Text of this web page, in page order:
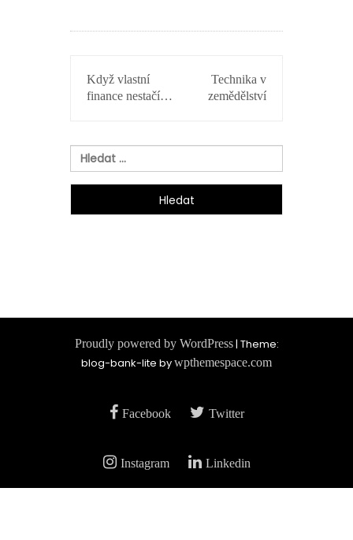
PRO
PŘÍSPĚVEK
Když vlastní
finance nestačí…
Technika v
zemědělství
Vyhledávání
Proudly powered by WordPress | Theme:
blog-bank-lite bywpthemespace.com
Facebook Twitter
Instagram Linkedin